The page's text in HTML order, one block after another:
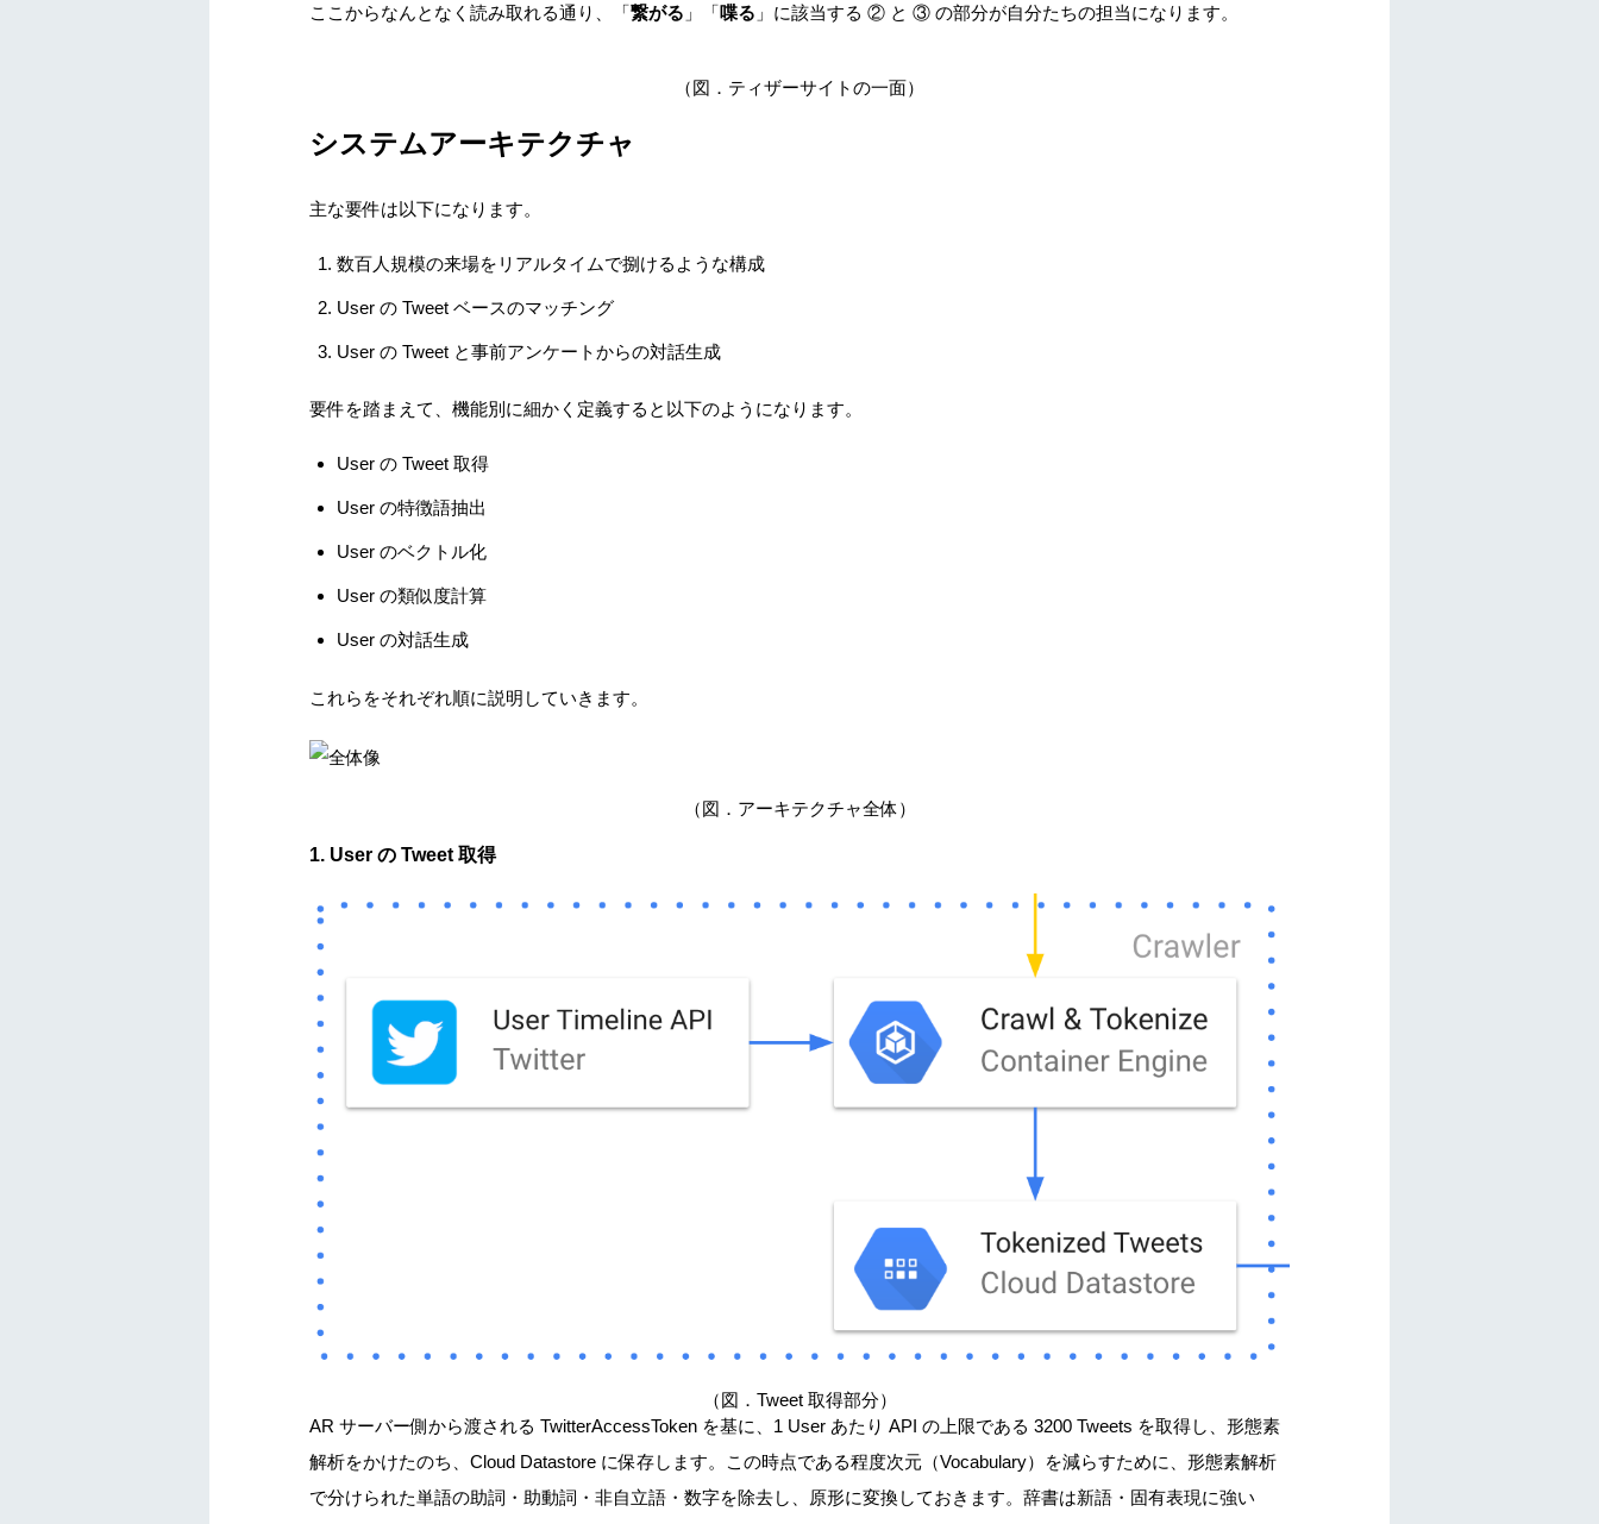
ここからなんとなく読み取れる通り、「繋がる 」「喋る 」に該当する ② と ③ の部分が自分たちの担当になります。
（図．ティザーサイトの一面）
システムアーキテクチャ
主な要件は以下になります。
数百人規模の来場をリアルタイムで捌けるような構成
User の Tweet ベースのマッチング
User の Tweet と事前アンケートからの対話生成
要件を踏まえて、機能別に細かく定義すると以下のようになります。
User の Tweet 取得
User の特徴語抽出
User のベクトル化
User の類似度計算
User の対話生成
これらをそれぞれ順に説明していきます。
（図．アーキテクチャ全体）
1. User の Tweet 取得
（図．Tweet 取得部分）
AR サーバー側から渡される TwitterAccessToken を基に、1 User あたり API の上限である 3200 Tweets を取得し、形態素
解析をかけたのち、Cloud Datastore に保存します。この時点である程度次元（Vocabulary）を減らすために、形態素解析
で分けられた単語の助詞・助動詞・非自立語・数字を除去し、原形に変換しておきます。辞書は新語・固有表現に強い